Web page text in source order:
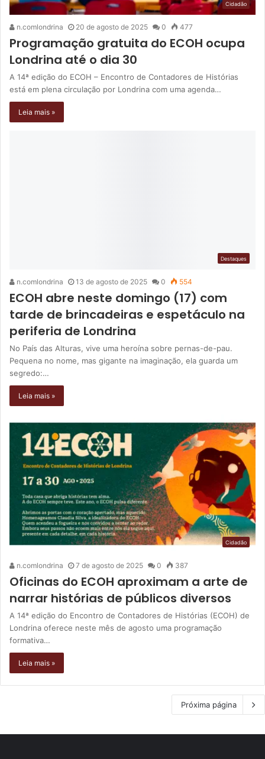
Cidadão
n.comlondrina 20 de agosto de 2025 0 477
Programação gratuita do ECOH ocupa
Londrina até o dia 30
A 14ª edição do ECOH – Encontro de Contadores de Histórias
está em plena circulação por Londrina com uma agenda…
Leia mais »
Destaques
n.comlondrina 13 de agosto de 2025 0 554
ECOH abre neste domingo (17) com
tarde de brincadeiras e espetáculo na
periferia de Londrina
No País das Alturas, vive uma heroína sobre pernas-de-pau.
Pequena no nome, mas gigante na imaginação, ela guarda um
segredo:…
Leia mais »
Cidadão
n.comlondrina 7 de agosto de 2025 0 387
Oficinas do ECOH aproximam a arte de
narrar histórias de públicos diversos
A 14ª edição do Encontro de Contadores de Histórias (ECOH) de
Londrina oferece neste mês de agosto uma programação
formativa…
Leia mais »
Próxima página